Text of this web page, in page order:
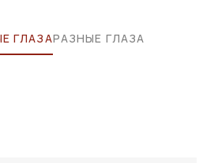
ГЛАЗАРАЗНЫЕ ГЛАЗА